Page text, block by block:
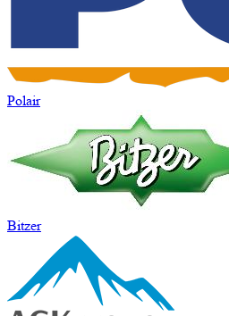
Polair
Bitzer